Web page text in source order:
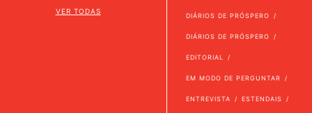
VER TODAS
DIÁRIOS DE PRÓSPERO
DIÁRIOS DE PRÓSPERO
EDITORIAL
EM MODO DE PERGUNTAR
ENTREVISTA ESTENDAIS